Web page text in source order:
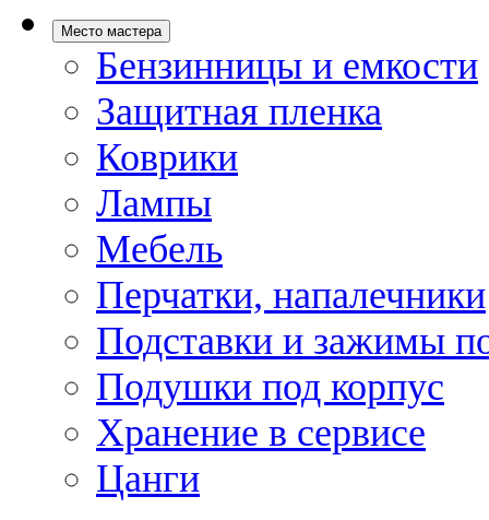
Место мастера
Бензинницы и емкости
Защитная пленка
Коврики
Лампы
Мебель
Перчатки, напалечники
Подставки и зажимы
Подушки под корпус
Хранение в сервисе
Цанги